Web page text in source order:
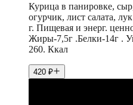
Курица в панировке,
огурчик, лист салата,
г. Пищевая и энерг.
Жиры-7,5г .Белки-14г .
260. Ккал
420 ₽